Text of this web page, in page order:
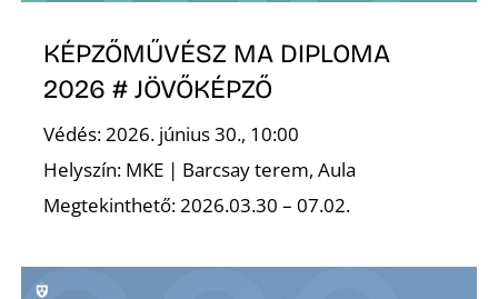
KÉPZŐMŰVÉSZ MA DIPLOMA
2026 # JÖVŐKÉPZŐ
Védés: 2026. június 30., 10:00
Helyszín: MKE | Barcsay terem, Aula
Megtekinthető: 2026.03.30 – 07.02.